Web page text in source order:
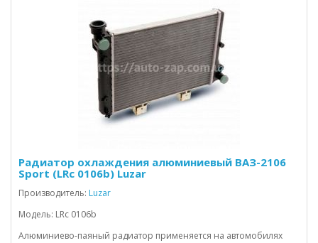
Радиатор охлаждения алюминиевый ВАЗ-2106
Sport (LRc 0106b) Luzar
Производитель: Luzar
Модель: LRc 0106b
Алюминиево-паяный радиатор применяется на автомобилях